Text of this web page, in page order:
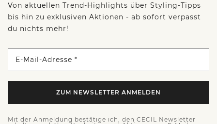
Von aktuellen Trend-Highlights über Styling-Tipps
bis hin zu exklusiven Aktionen - ab sofort verpasst
du nichts mehr!
E-Mail-Adresse *
ZUM NEWSLETTER ANMELDEN
Mit der Anmeldung bestätige ich, den CECIL Newsletter